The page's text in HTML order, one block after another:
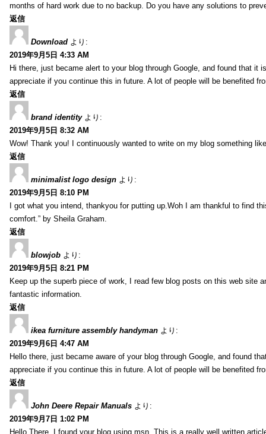
months of hard work due to no backup. Do you have any solutions to
返信
Download より:
2019年9月5日 4:33 AM
Hi there, just became alert to your blog through Google, and found that it
appreciate if you continue this in future. A lot of people will be benefited
返信
brand identity より:
2019年9月5日 8:32 AM
Wow! Thank you! I continuously wanted to write on my blog something
返信
minimalist logo design より:
2019年9月5日 8:10 PM
I got what you intend, thankyou for putting up.Woh I am thankful to find
comfort.” by Sheila Graham.
返信
blowjob より:
2019年9月5日 8:21 PM
Keep up the superb piece of work, I read few blog posts on this web site
fantastic information.
返信
ikea furniture assembly handyman より:
2019年9月6日 4:47 AM
Hello there, just became aware of your blog through Google, and found
appreciate if you continue this in future. A lot of people will be benefited
返信
John Deere Repair Manuals より:
2019年9月7日 1:02 PM
Hello There. I found your blog using msn. This is a really well written